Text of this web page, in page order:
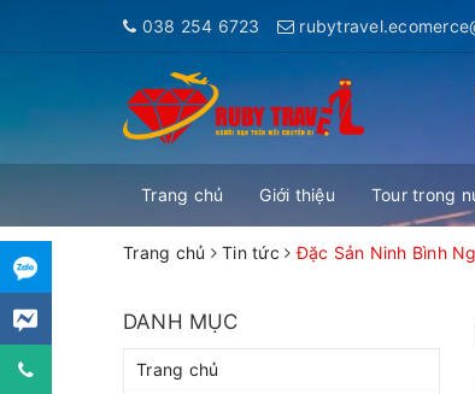
038 254 6723
Trang chủ Giới thiệu Tour trong
Trang chủ Tin tức Đặc Sản Ninh Bình
DANH MỤC
Trang chủ